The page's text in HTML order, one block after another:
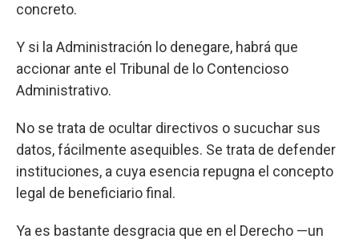
concreto.
Y si la Administración lo denegare, habrá que
accionar ante el Tribunal de lo Contencioso
Administrativo.
No se trata de ocultar directivos o sucuchar sus
datos, fácilmente asequibles. Se trata de defender
instituciones, a cuya esencia repugna el concepto
legal de beneficiario final.
Ya es bastante desgracia que en el Derecho —un